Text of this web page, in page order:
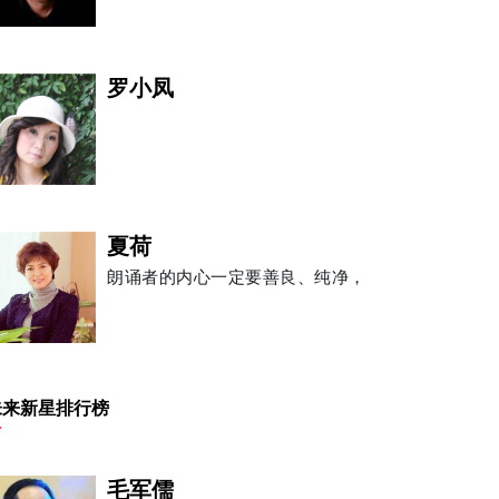
罗小凤
夏荷
朗诵者的内心一定要善良、纯净，
朱安禹
新星排行榜
毛军儒